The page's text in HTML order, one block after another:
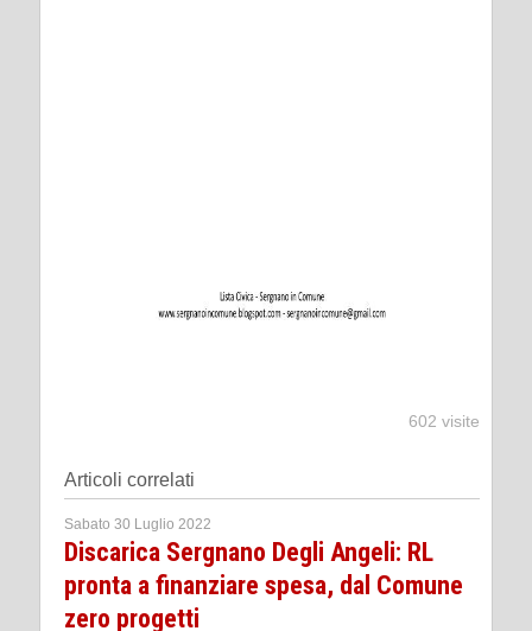
602 visite
Articoli correlati
Sabato 30 Luglio 2022
Discarica Sergnano Degli Angeli: RL
pronta a finanziare spesa, dal Comune
zero progetti